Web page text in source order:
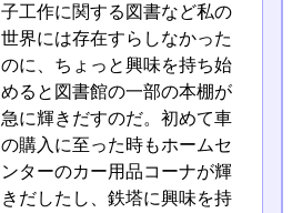
子工作に関する図書など私の
世界には存在すらしなかった
のに、ちょっと興味を持ち始
めると図書館の一部の本棚が
急に輝きだすのだ。初めて車
の購入に至った時もホームセ
ンターのカー用品コーナが輝
きだしたし、鉄塔に興味を持